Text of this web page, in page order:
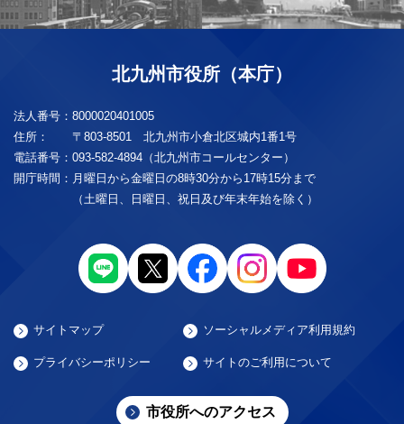
北九州市役所（本庁）
法人番号： 8000020401005
住所：
〒803-8501 北九州市小倉北区城内1番1号
電話番号： 093-582-4894（北九州市コールセンター）
開庁時間： 月曜日から金曜日の8時30分から17時15分まで
（土曜日、日曜日、祝日及び年末年始を除く）
サイトマップ ソーシャルメディア利用規約
プライバシーポリシー サイトのご利用について
市役所へのアクセス